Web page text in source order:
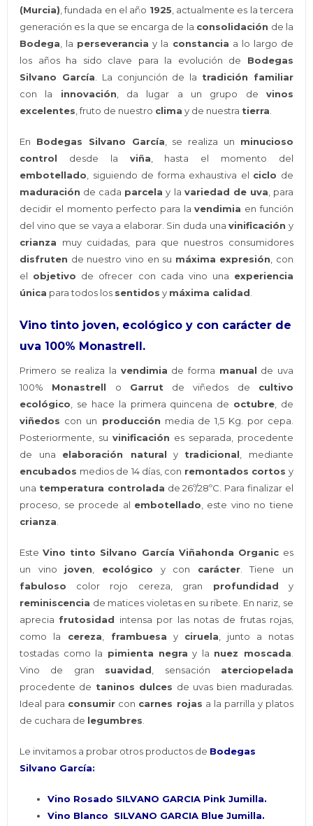
(Murcia), fundada en el año 1925, actualmente es la tercera
generación es la que se encarga de la consolidación de la
Bodega, la perseverancia y la constancia a lo largo de
los años ha sido clave para la evolución de Bodegas
Silvano García. La conjunción de la tradición familiar
con la innovación, da lugar a un grupo de vinos
excelentes, fruto de nuestro clima y de nuestra tierra.
En Bodegas Silvano García, se realiza un minucioso
control desde la viña, hasta el momento del
embotellado, siguiendo de forma exhaustiva el ciclo de
maduración de cada parcela y la variedad de uva, para
decidir el momento perfecto para lavendimia en función
del vino que se vaya a elaborar. Sin duda unavinificación y
crianza muy cuidadas, para que nuestros consumidores
disfruten de nuestro vino en su máxima expresión, con
el objetivo de ofrecer con cada vino una experiencia
única para todos los sentidos y máxima calidad.
Vino tinto joven, ecológico y con carácter de
uva 100% Monastrell.
Primero se realiza la vendimia de forma manual de uva
100% Monastrell o Garrutde viñedos de cultivo
ecológico, se hace la primera quincena de octubre, de
viñedos con un producción media de 1,5 Kg. por cepa.
Posteriormente, suvinificación es separada, procedente
de una elaboración natural y tradicional, mediante
encubados medios de 14 días, con remontados cortos y
una temperatura controlada de 26º/28ºC. Para finalizar el
proceso, se procede al embotellado, este vino no tiene
crianza.
EsteVino tinto Silvano García Viñahonda Organic es
un vino joven, ecológico y con carácter. Tiene un
fabuloso color rojo cereza, gran profundidad y
reminiscencia de matices violetas en su ribete. En nariz, se
aprecia frutosidad intensa por las notas de frutas rojas,
como la cereza, frambuesa y ciruela, junto a notas
tostadas como la pimienta negra y la nuez moscada.
Vino de gran suavidad, sensación aterciopelada
procedente de taninos dulces de uvas bien maduradas.
Ideal para consumir con carnes rojas a la parrilla y platos
de cuchara de legumbres.
Le invitamos a probar otros productos de Bodegas
Silvano García:
Vino Rosado SILVANO GARCIA Pink Jumilla.
Vino Blanco SILVANO GARCIA Blue Jumilla.